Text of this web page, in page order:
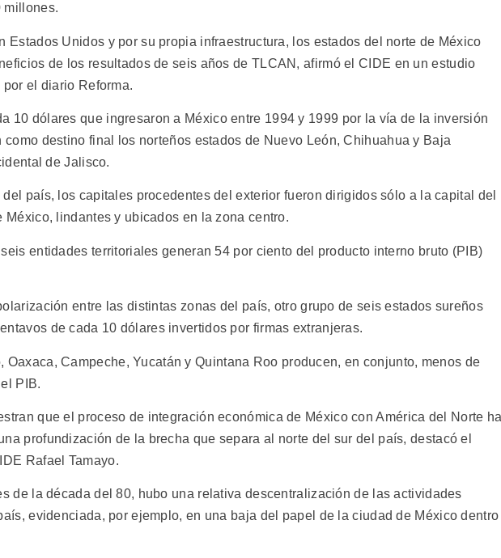
millones.
Estados Unidos y por su propia infraestructura, los estados del norte de México
de los resultados de seis años de TLCAN, afirmó el CIDE en un estudio
el diario Reforma.
10 dólares que ingresaron a México entre 1994 y 1999 por la vía de la inversión
como destino final los norteños estados de Nuevo León, Chihuahua y Baja
de Jalisco.
del país, los capitales procedentes del exterior fueron dirigidos sólo a la capital del
México, lindantes y ubicados en la zona centro.
entidades territoriales generan 54 por ciento del producto interno bruto (PIB)
entre las distintas zonas del país, otro grupo de seis estados sureños
de cada 10 dólares invertidos por firmas extranjeras.
Oaxaca, Campeche, Yucatán y Quintana Roo producen, en conjunto, menos de
PIB.
que el proceso de integración económica de México con América del Norte
profundización de la brecha que separa al norte del sur del país, destacó el
Rafael Tamayo.
de la década del 80, hubo una relativa descentralización de las actividades
evidenciada, por ejemplo, en una baja del papel de la ciudad de México dentro